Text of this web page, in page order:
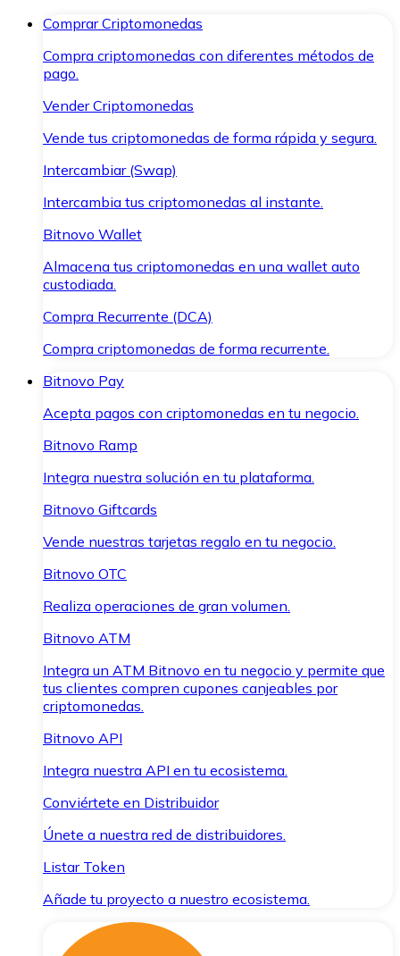
Comprar Criptomonedas
Compra criptomonedas con diferentes métodos de
pago.
Vender Criptomonedas
Vende tus criptomonedas de forma rápida y segura.
Intercambiar (Swap)
Intercambia tus criptomonedas al instante.
Bitnovo Wallet
Almacena tus criptomonedas en una wallet auto
custodiada.
Compra Recurrente (DCA)
Compra criptomonedas de forma recurrente.
Bitnovo Pay
Acepta pagos con criptomonedas en tu negocio.
Bitnovo Ramp
Integra nuestra solución en tu plataforma.
Bitnovo Giftcards
Vende nuestras tarjetas regalo en tu negocio.
Bitnovo OTC
Realiza operaciones de gran volumen.
Bitnovo ATM
Integra un ATM Bitnovo en tu negocio y permite que
tus clientes compren cupones canjeables por
criptomonedas.
Bitnovo API
Integra nuestra API en tu ecosistema.
Conviértete en Distribuidor
Únete a nuestra red de distribuidores.
Listar Token
Añade tu proyecto a nuestro ecosistema.